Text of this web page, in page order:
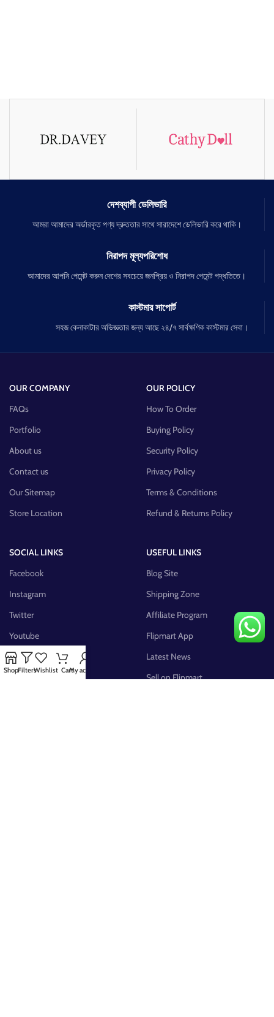
দেশব্যাপী ডেলিভারি
আমরা আমাদের অর্ডারকৃত পণ্য দ্রুততার সাথে সারাদেশে ডেলিভারি করে থাকি।
নিরাপদ মূল্যপরিশোধ
আমাদের আপনি পেমেন্ট করুন দেশের সবচেয়ে জনপ্রিয় ও নিরাপদ পেমেন্ট পদ্ধতিতে।
কাস্টমার সাপোর্ট
সহজ কেনাকাটার অভিজ্ঞতার জন্য আছে ২৪/৭ সার্বক্ষণিক কাস্টমার সেবা।
OUR COMPANY
FAQs
Portfolio
About us
Contact us
Our Sitemap
Store Location
OUR POLICY
How To Order
Buying Policy
Security Policy
Privacy Policy
Terms & Conditions
Refund & Returns Policy
SOCIAL LINKS
Facebook
Instagram
Twitter
Youtube
Pinterest
FB Group
USEFUL LINKS
Blog Site
Shipping Zone
Affiliate Program
Flipmart App
Latest News
Sell on Flipmart
ShopFiltersWishlist CartMy account